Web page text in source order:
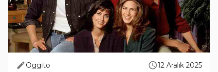
Oggito 12 Aralık 2025